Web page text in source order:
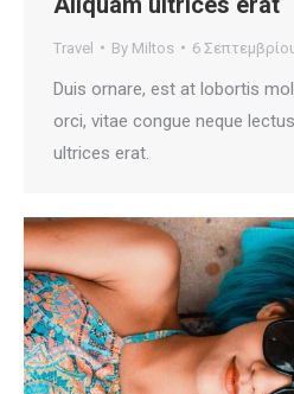
Travel By Miltos 6
Duis ornare, est at lobortis
orci, vitae congue neque
ultrices erat.